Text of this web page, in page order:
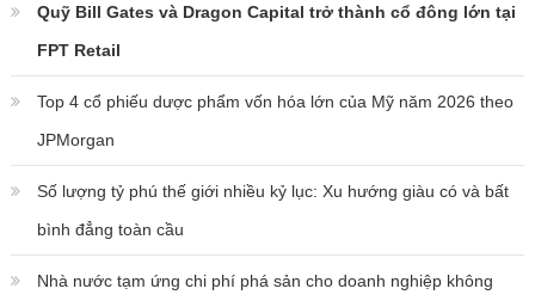
Quỹ Bill Gates và Dragon Capital trở thành cổ đông lớn tại
FPT Retail
Top 4 cổ phiếu dược phẩm vốn hóa lớn của Mỹ năm 2026 theo
JPMorgan
Số lượng tỷ phú thế giới nhiều kỷ lục: Xu hướng giàu có và bất
bình đẳng toàn cầu
Nhà nước tạm ứng chi phí phá sản cho doanh nghiệp không